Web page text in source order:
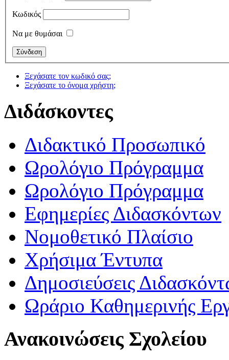
Κωδικός
Να με θυμάσαι
Ξεχάσατε τον κωδικό σας;
Ξεχάσατε το όνομα χρήστη;
Διδάσκοντες
Διδακτικό Προσωπικό
Ωρολόγιο Πρόγραμμα
Ωρολόγιο Πρόγραμμα
Εφημερίες Διδασκόντων
Νομοθετικό Πλαίσιο
Χρήσιμα Έντυπα
Δημοσιεύσεις
Ωράριο Καθημερινής
Ανακοινώσεις Σχολείου